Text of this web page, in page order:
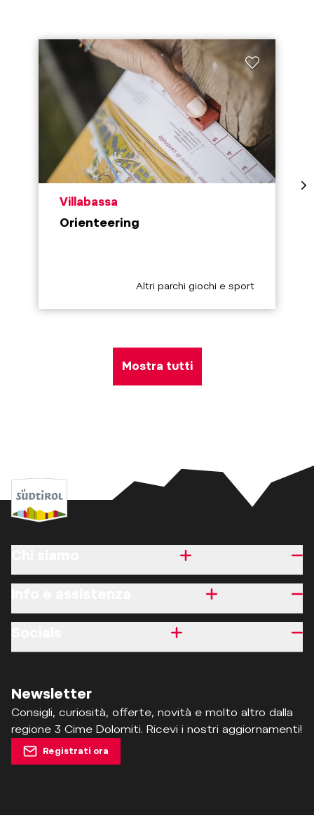
aria.poi_location_prefix
Villabassa
Orienteering
aria.poi_category_prefix
Altri parchi giochi e sport
Mostra tutti
Newsletter
Consigli, curiosità, offerte, novità e molto altro dalla
regione 3 Cime Dolomiti. Ricevi i nostri aggiornamenti!
Registrati ora